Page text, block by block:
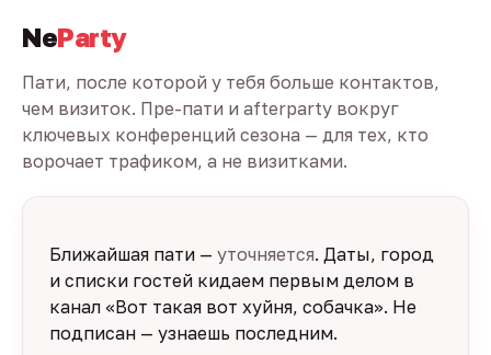
NeParty
Пати, после которой у тебя больше контактов,
чем визиток. Пре-пати и afterparty вокруг
ключевых конференций сезона — для тех, кто
ворочает трафиком, а не визитками.
Ближайшая пати — уточняется. Даты, город
и списки гостей кидаем первым делом в
канал «Вот такая вот хуйня, собачка». Не
подписан — узнаешь последним.